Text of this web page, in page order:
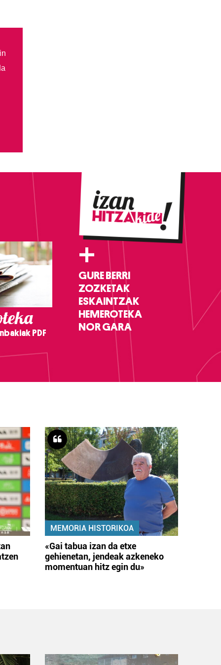
PDF
+
GURE BERRI
ZOZKETAK
ESKAINTZAK
HEMEROTEKA
NOR GARA
MEMORIA HISTORIKOA
«Gai tabua izan da etxe
gehienetan, jendeak azkeneko
momentuan hitz egin du»